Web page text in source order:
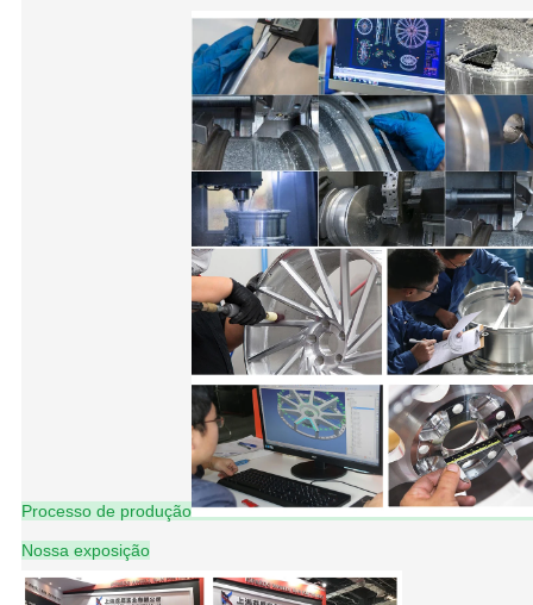
Processo de produção
Nossa exposição